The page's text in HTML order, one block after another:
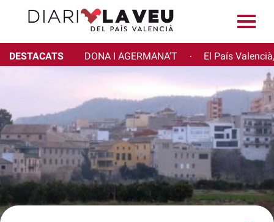
DESTACATS DONA I AGERMANA'T · El País